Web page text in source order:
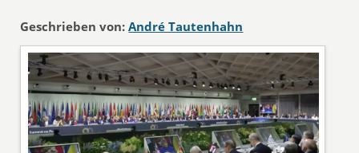
Geschrieben von: André Tautenhahn